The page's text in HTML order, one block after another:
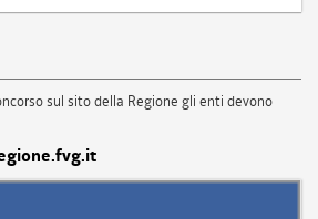
sul sito della Regione gli enti devono